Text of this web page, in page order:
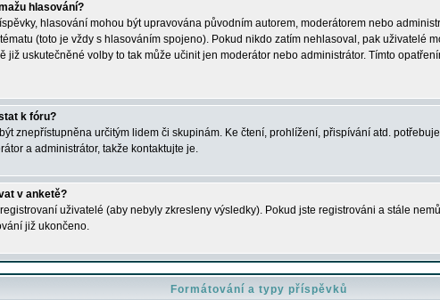
hlasování?
hlasování mohou být upravována původním autorem, moderátorem nebo
(toto je vždy s hlasováním spojeno). Pokud nikdo zatím nehlasoval, pak uživatelé
již uskutečněné volby to tak může učinit jen moderátor nebo administrátor. Tímto
k fóru?
znepřístupněna určitým lidem či skupinám. Ke čtení, prohlížení, přispívání atd.
a administrátor, takže kontaktujte je.
v anketě?
uživatelé (aby nebyly zkresleny výsledky). Pokud jste registrováni a stále
již ukončeno.
Formátování a typy příspěvků